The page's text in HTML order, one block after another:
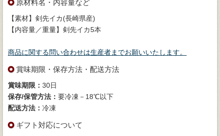
原材料名・内容量など
【素材】剣先イカ(長崎県産)
【内容量／重量】剣先イカ5本
商品に関する問い合わせは生産者までお願いいたします。
賞味期限・保存方法・配送方法
賞味期限： 30日
保存/保管方法： 要冷凍－18℃以下
配送方法： 冷凍
ギフト対応について